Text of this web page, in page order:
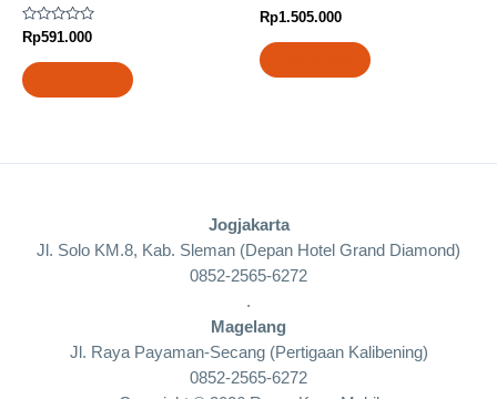
Rated
0
out
of
5
Rp591.000
Rated
0
out
of
5
Rp1.505.000
Jogjakarta
Jl. Solo KM.8, Kab. Sleman (Depan Hotel Grand Diamond)
0852-2565-6272
.
Magelang
Jl. Raya Payaman-Secang (Pertigaan Kalibening)
0852-2565-6272